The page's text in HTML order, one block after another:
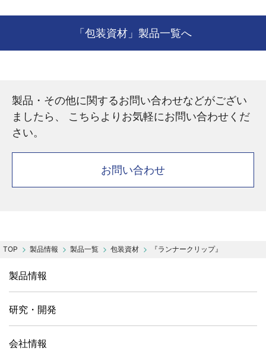
「包装資材」製品一覧へ
製品・その他に関するお問い合わせなどがござい
ましたら、 こちらよりお気軽にお問い合わせくだ
さい。
お問い合わせ
製品情報 製品一覧 包装資材 『ランナークリップ』
製品情報
研究・開発
会社情報